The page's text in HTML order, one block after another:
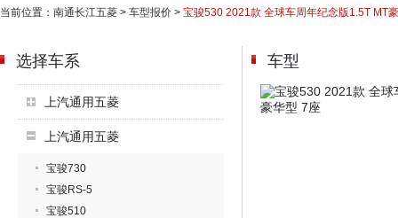
当前位置： 南通长江五菱 > 车型报价 > 宝骏530 2021款 全球车周年纪念版1.5T MT
选择车系
上汽通用五菱
上汽通用五菱
宝骏730
宝骏RS-5
宝骏510
车型